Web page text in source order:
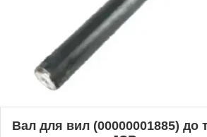
Вал для вил (00000001885) до